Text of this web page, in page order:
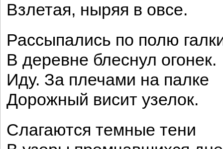
Взлетая, ныряя в овсе.
Рассыпались по полю
В деревне блеснул огонек.
Иду. За плечами на палке
Дорожный висит узелок.
Слагаются темные тени